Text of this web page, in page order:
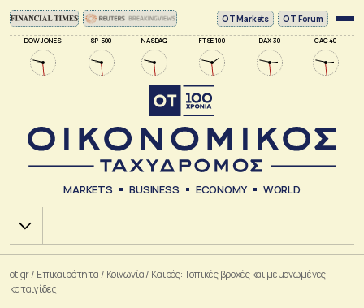
DOW JONES SP 500 NASDAQ FTSE 100 DAX 30 CAC 40
ΟΤ Markets OT Forum
MARKETS BUSINESS ECONOMY WORLD
Χ.Α.
ot.gr/ Επικαιρότητα / Κοινωνία/ Καιρός: Τοπικές βροχές και μεμονωμένες
καταιγίδες